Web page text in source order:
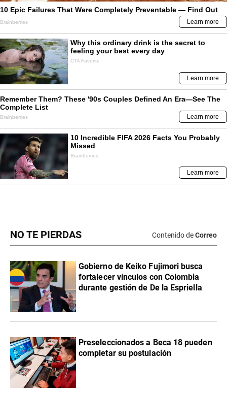
NO TE PIERDAS Contenido deCorreo
Gobierno de Keiko Fujimori busca
fortalecer vínculos con Colombia
durante gestión de De la Espriella
Preseleccionados a Beca 18 pueden
completar su postulación